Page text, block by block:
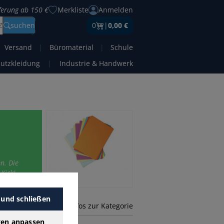
ab 150 € Merkliste
Anmelden
suchen 0 |0,00 €
Versand | Büromaterial |
Schule
| Industrie & Handwerk
Die
mehr Infos zur Kategorie
schließen
anpassen